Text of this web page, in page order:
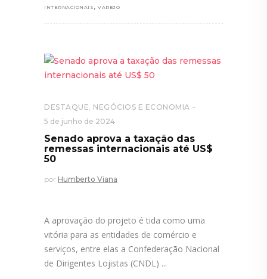
INTERNACIONAIS , VAREJO
DESTAQUE, NEGÓCIOS E ECONOMIA
5 de junho de 2024
Senado aprova a taxação das
remessas internacionais até US$
50
por Humberto Viana
A aprovação do projeto é tida como uma
vitória para as entidades de comércio e
serviços, entre elas a Confederação Nacional
de Dirigentes Lojistas (CNDL)